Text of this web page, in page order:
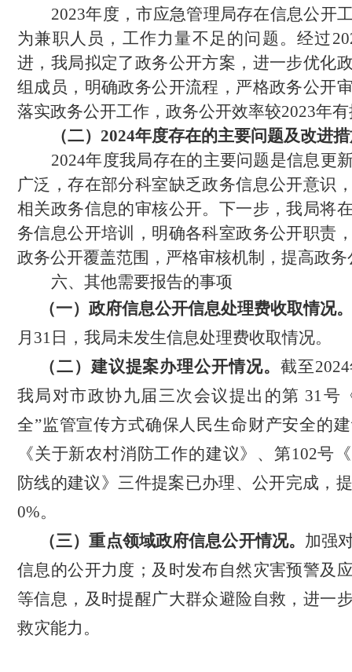
2023年度，市应急管理局存在信息公开
为兼职人员，工作力量不足的问题。经过
进，我局拟定了政务公开方案，进一步优化
组成员，明确政务公开流程，严格政务公开
落实政务公开工作，政务公开效率较2023年
（二） 2024年度存在的主要问题及改进
2024年度我局存在的主要问题是信息更
广泛，存在部分科室缺乏政务信息公开意识
相关政务信息的审核公开。下一步，我局将
务信息公开培训，明确各科室政务公开职责
政务公开覆盖范围，严格审核机制，提高政
六、其他需要报告的事项
（一）政府信息公开信息处理费收取情况。
月31日， 我局未发生信息处理费收取情况。
（二）建议提案办理公开情况。 截至
我局对市政协九届三次会议提出的第 31号
全”监管宣传方式确保人民生命财产安全的
《关于新农村消防工作的建议》、第102号
防线的建议》三件提案已办理、公开完成，
0%。
（三）重点领域政府信息公开情况。 加强
信息的公开力度；及时发布自然灾害预警及
等信息，及时提醒广大群众避险自救，进一
救灾能力。